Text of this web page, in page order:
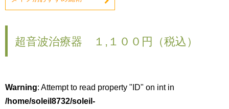
超音波治療器 １,１００円（税込）
Warning: Attempt to read property "ID" on int in
/home/soleil8732/soleil-